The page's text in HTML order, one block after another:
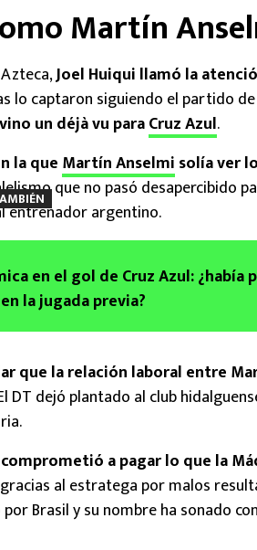
Martín
Joel Huiqui llamó la
lo captaron siguiendo el partido
vino un déjà vu paraCruz Azul.
la que Martín Anselmi solía ver
que no pasó desapercibido
entrenador argentino.
en el gol de Cruz Azul: ¿había
la jugada previa?
que la relación laboral entre
DT dejó plantado al club
a pagar lo que la
al estratega por malos
Brasil y su nombre ha sonado